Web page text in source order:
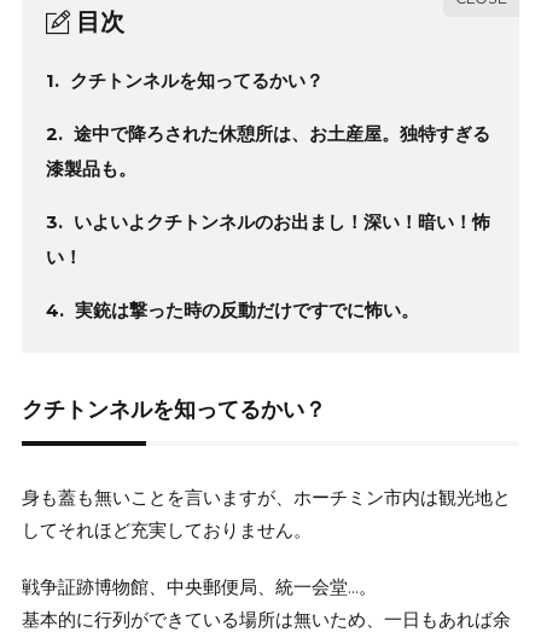
目次
1. クチトンネルを知ってるかい？
2. 途中で降ろされた休憩所は、お土産屋。独特すぎる
漆製品も。
3. いよいよクチトンネルのお出まし！深い！暗い！怖
い！
4. 実銃は撃った時の反動だけですでに怖い。
クチトンネルを知ってるかい？
身も蓋も無いことを言いますが、ホーチミン市内は観光地と
してそれほど充実しておりません。
戦争証跡博物館、中央郵便局、統一会堂…。
基本的に行列ができている場所は無いため、一日もあれば余